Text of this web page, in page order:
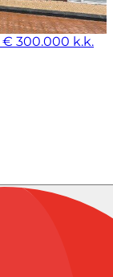
€ 300.000 k.k.